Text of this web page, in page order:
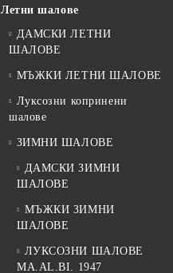
Летни шалове
ДАМСКИ ЛЕТНИ
ШАЛОВЕ
МЪЖКИ ЛЕТНИ ШАЛОВЕ
Луксозни копринени
шалове
ЗИМНИ ШАЛОВЕ
ДАМСКИ ЗИМНИ
ШАЛОВЕ
МЪЖКИ ЗИМНИ
ШАЛОВЕ
ЛУКСОЗНИ ШАЛОВЕ
MA.AL.BI. 1947